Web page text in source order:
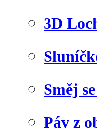
3D
Směj
Páv z